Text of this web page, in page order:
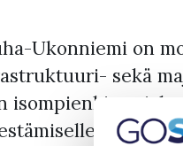
Ukonniemi on
sekä
isompienkin